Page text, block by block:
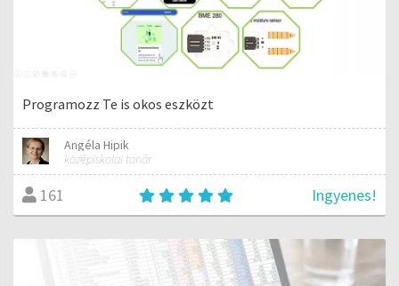
Programozz Te is okos eszközt
Angéla Hipik
középiskolai tanár
161 Ingyenes!